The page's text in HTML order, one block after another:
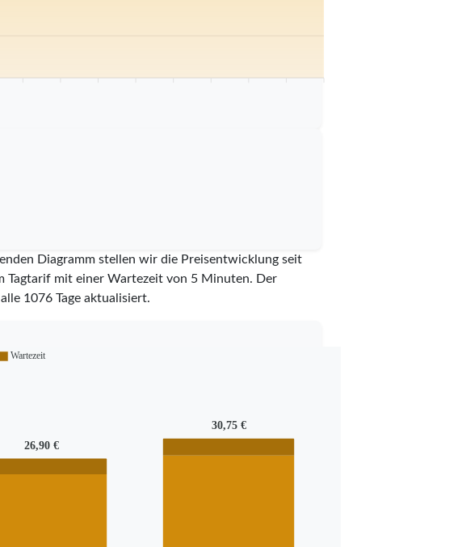
Diagramm stellen wir die Preisentwicklung seit
Tagtarif mit einer Wartezeit von 5 Minuten. Der
1076Tage aktualisiert.
26,90 €
30,75 €
Wartezeit